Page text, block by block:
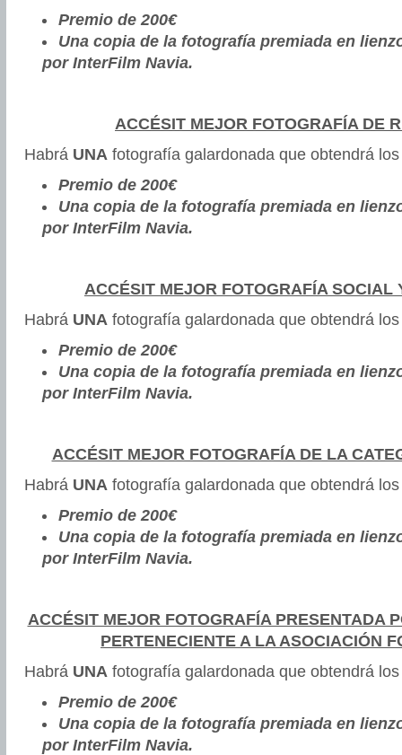
Premio de 200€
Una copia de la fotografía premiada en
por InterFilm Navia.
ACCÉSIT MEJOR FOTOGRAFÍA DE
Habrá UNA fotografía galardonada que obtendrá
Premio de 200€
Una copia de la fotografía premiada en
por InterFilm Navia.
ACCÉSIT MEJOR FOTOGRAFÍA SOCIAL
Habrá UNA fotografía galardonada que obtendrá
Premio de 200€
Una copia de la fotografía premiada en
por InterFilm Navia.
ACCÉSIT MEJOR FOTOGRAFÍA DE LA
Habrá UNA fotografía galardonada que obtendrá
Premio de 200€
Una copia de la fotografía premiada en
por InterFilm Navia.
ACCÉSIT MEJOR FOTOGRAFÍA PRESENTADA
PERTENECIENTE A LA ASOCIACIÓN
Habrá UNA fotografía galardonada que obtendrá
Premio de 200€
Una copia de la fotografía premiada en
por InterFilm Navia.